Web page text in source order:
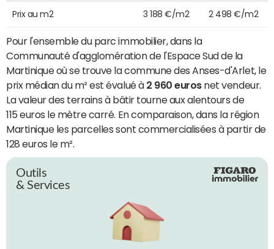
Prix au m2 3 188 €/m2 2 498 €/m2
Pour l'ensemble du parc immobilier, dans la
Communauté d'agglomération de l'Espace Sud de la
Martinique où se trouve la commune des Anses-d'Arlet, le
prix médian du m² est évalué à 2 960 eurosnet vendeur.
La valeur des terrains à bâtir tourne aux alentours de
115 euros le mètre carré. En comparaison, dans la région
Martinique les parcelles sont commercialisées à partir de
128 euros le m².
Outils
& Services